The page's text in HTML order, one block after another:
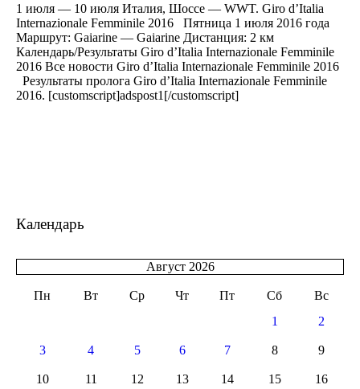
1 июля — 10 июля Италия, Шоссе — WWT. Giro d’Italia
Internazionale Femminile 2016 Пятница 1 июля 2016 года
Маршрут: Gaiarine — Gaiarine Дистанция: 2 км
Календарь/Результаты Giro d’Italia Internazionale Femminile
2016 Все новости Giro d’Italia Internazionale Femminile 2016
Результаты пролога Giro d’Italia Internazionale Femminile
2016. [customscript]adspost1[/customscript]
Календарь
Август 2026
Пн Вт Ср Чт Пт Сб
Вс
1
2
3 4 5 6 7 8 9
10 11 12 13 14 15 16